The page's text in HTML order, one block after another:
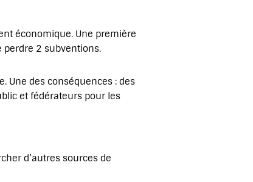
économique. Une première
perdre 2 subventions.
Une des conséquences : des
et fédérateurs pour les
d’autres sources de